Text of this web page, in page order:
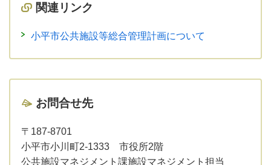
関連リンク
小平市公共施設等総合管理計画について
お問合せ先
〒187-8701
小平市小川町2-1333 市役所2階
公共施設マネジメント課施設マネジメント担当